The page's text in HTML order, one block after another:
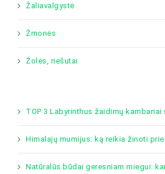
Žaliavalgystė
Žmonės
Žolės, riešutai
TOP 3 Labyrinthus žaidimų
Himalajų mumijus: ką reikia žinoti
Natūralūs būdai geresniam miegui: